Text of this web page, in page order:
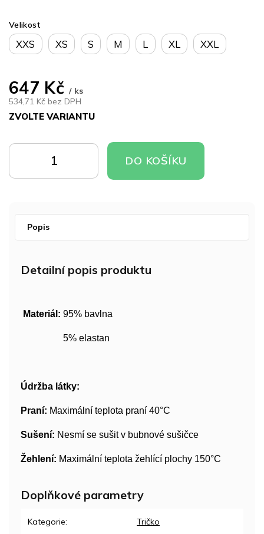
647 Kč/ ks
534,71 Kč bez DPH
ZVOLTE VARIANTU
cena:
Velikost
XXS XS S M L XL XXL
KOŠÍKU
KOŠÍKU
DO KOŠÍKU
Popis
Detailní popis produktu
Materiál: 95% bavlna
5% elastan
Údržba látky:
Praní: Maximální teplota praní 40°C
Sušení: Nesmí se sušit v bubnové sušičce
Žehlení: Maximální teplota žehlící plochy 150°C
Doplňkové parametry
Kategorie: Tričko